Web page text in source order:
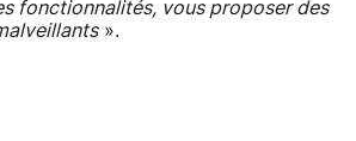
fonctionnalités, vous proposer des
».